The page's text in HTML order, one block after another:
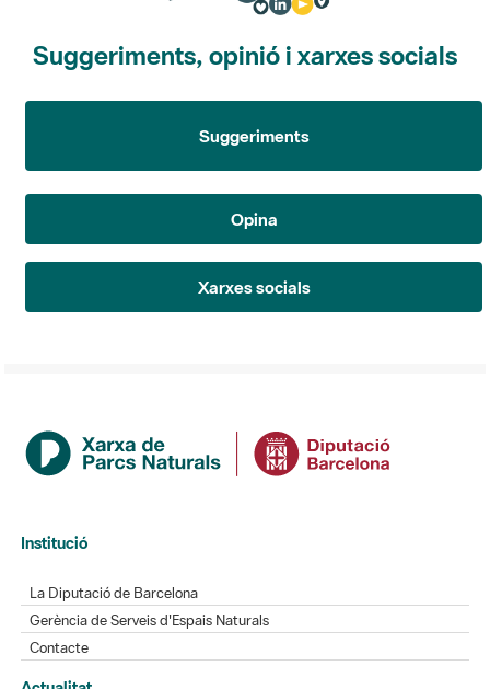
Suggeriments, opinió i xarxes socials
Suggeriments
Opina
Xarxes socials
Institució
La Diputació de Barcelona
Gerència de Serveis d'Espais Naturals
Contacte